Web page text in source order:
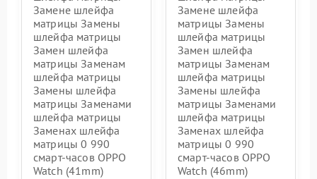
Замене шлейфа
матрицы Замены
шлейфа матрицы
Замен шлейфа
матрицы Заменам
шлейфа матрицы
Замены шлейфа
матрицы Заменами
шлейфа матрицы
Заменах шлейфа
матрицы 0 990
смарт-часов OPPO
Watch (41mm)
Замене шлейфа
матрицы Замены
шлейфа матрицы
Замен шлейфа
матрицы Заменам
шлейфа матрицы
Замены шлейфа
матрицы Заменами
шлейфа матрицы
Заменах шлейфа
матрицы 0 990
смарт-часов OPPO
Watch (46mm)